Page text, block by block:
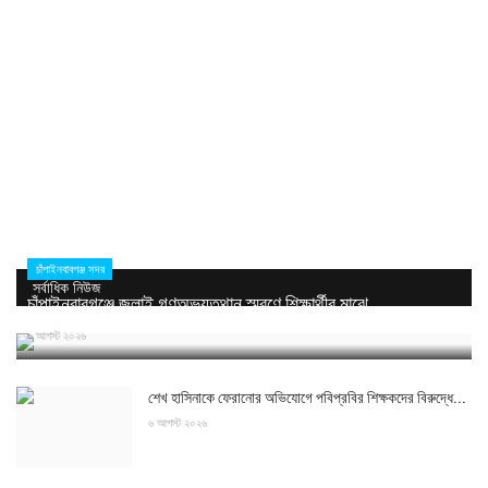
সর্বাধিক নিউজ
চাঁপাইনবাবগঞ্জ সদর
চাঁপাইনবাবগঞ্জে জুলাই গণঅভ্যুত্থান স্মরণে শিক্ষার্থীর মাঝে...
৬ আগস্ট ২০২৬
শেখ হাসিনাকে ফেরানোর অভিযোগে পবিপ্রবির শিক্ষকদের বিরুদ্ধে...
৬ আগস্ট ২০২৬